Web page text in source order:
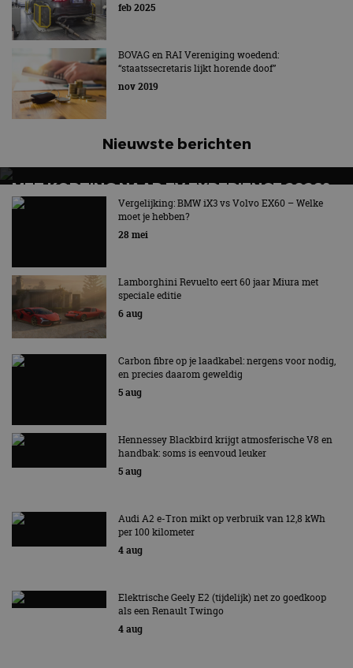
feb 2025
BOVAG en RAI Vereniging woedend:
“staatssecretaris lijkt horende doof”
nov 2019
Nieuwste berichten
MET KORTING NAAR EV EXPERIENCE 2026?
AUTORAI REGELT HET!
EV Experience 2026 van 24 tot 26 september
Vergelijking: BMW iX3 vs Volvo EX60 – Welke
moet je hebben?
28 mei
Lamborghini Revuelto eert 60 jaar Miura met
speciale editie
6 aug
Carbon fibre op je laadkabel: nergens voor nodig,
en precies daarom geweldig
5 aug
Hennessey Blackbird krijgt atmosferische V8 en
handbak: soms is eenvoud leuker
5 aug
Audi A2 e-Tron mikt op verbruik van 12,8 kWh
per 100 kilometer
4 aug
Elektrische Geely E2 (tijdelijk) net zo goedkoop
als een Renault Twingo
4 aug